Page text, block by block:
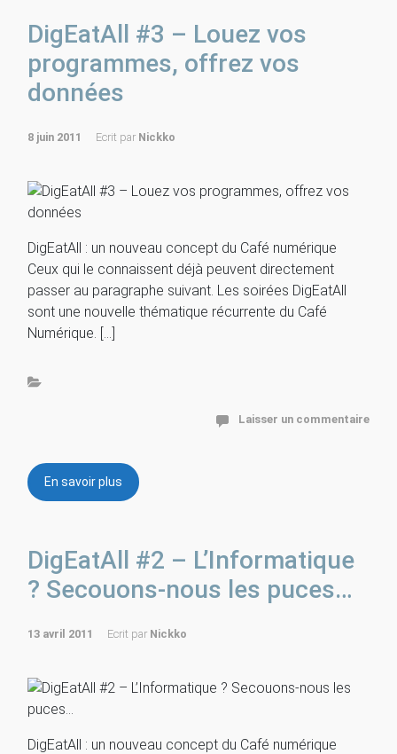
DigEatAll #3 – Louez vos
programmes, offrez vos
données
8 juin 2011 Ecrit par Nickko
DigEatAll : un nouveau concept du Café numérique
Ceux qui le connaissent déjà peuvent directement
passer au paragraphe suivant. Les soirées DigEatAll
sont une nouvelle thématique récurrente du Café
Numérique. […]
Laisser un commentaire
En savoir plus
DigEatAll #2 – L’Informatique
? Secouons-nous les puces…
13 avril 2011 Ecrit par Nickko
DigEatAll : un nouveau concept du Café numérique